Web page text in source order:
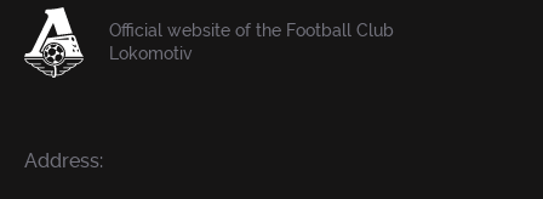
Official website of the Football Club
Lokomotiv
Address: